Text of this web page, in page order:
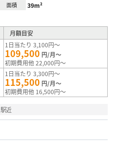
面積 39m²
月額目安
1日当たり 3,100円～
109,500 円/月～
初期費用他 22,000円～
1日当たり 3,300円～
115,500 円/月～
初期費用他 16,500円～
駅近